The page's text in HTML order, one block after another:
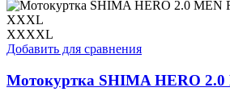
XXXL
XXXXL
Добавить для сравнения
Мотокуртка SHIMA HERO 2.0